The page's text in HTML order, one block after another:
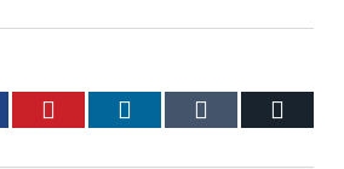
Pinterest LinkedIn Tumblr